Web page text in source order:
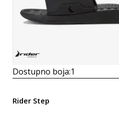
Dostupno boja:1
Rider Step